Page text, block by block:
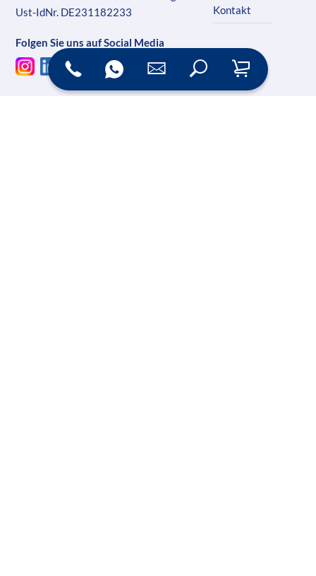
Ust-IdNr. DE231182233
Folgen Sie uns auf Social Media
Kontakt